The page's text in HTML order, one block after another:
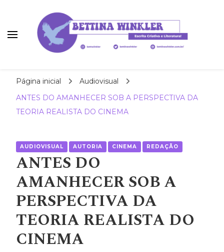
Página inicial
Audiovisual
ANTES DO AMANHECER SOB A PERSPECTIVA DA
TEORIA REALISTA DO CINEMA
AUDIOVISUAL AUTORIA CINEMA REDAÇÃO
ANTES DO
AMANHECER SOB A
PERSPECTIVA DA
TEORIA REALISTA DO
CINEMA